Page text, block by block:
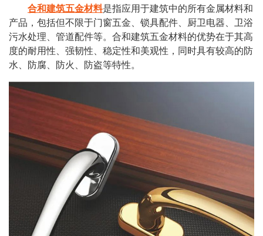
合和建筑五金材料是指应用于建筑中的所有金属材料和
产品，包括但不限于门窗五金、锁具配件、厨卫电器、卫浴
污水处理、管道配件等。合和建筑五金材料的优势在于其高
度的耐用性、强韧性、稳定性和美观性，同时具有较高的防
水、防腐、防火、防盗等特性。